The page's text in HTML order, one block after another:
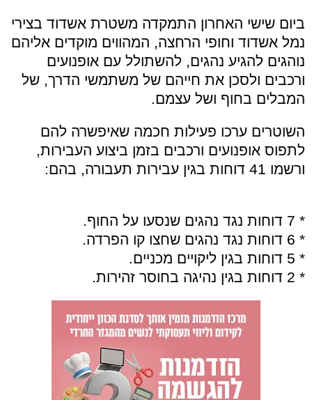
ביום שישי האחרון התמקדה משטרת אשדוד בצירי
נמל אשדוד וחופי הרחצה, המהווים מוקדים אליהם
נוהגים להגיע נהגים, להשתולל עם אופנועים
ורכבים ולסכן את חייהם של משתמשי הדרך, של
המבלים בחוף ושל עצמם.
השוטרים ערכו פעילות חכמה שאיפשרה להם
לתפוס אופנועים ורכבים בזמן ביצוע העבירות,
ורשמו 41 דוחות בגין עבירות תעבורה, בהם:
* 7 דוחות נגד נהגים שנסעו על החוף.
* 6 דוחות נגד נהגים שחצו קו הפרדה.
* 5 דוחות בגין ליקויים מכניים.
* 2 דוחות בגין נהיגה בחוסר זהירות.